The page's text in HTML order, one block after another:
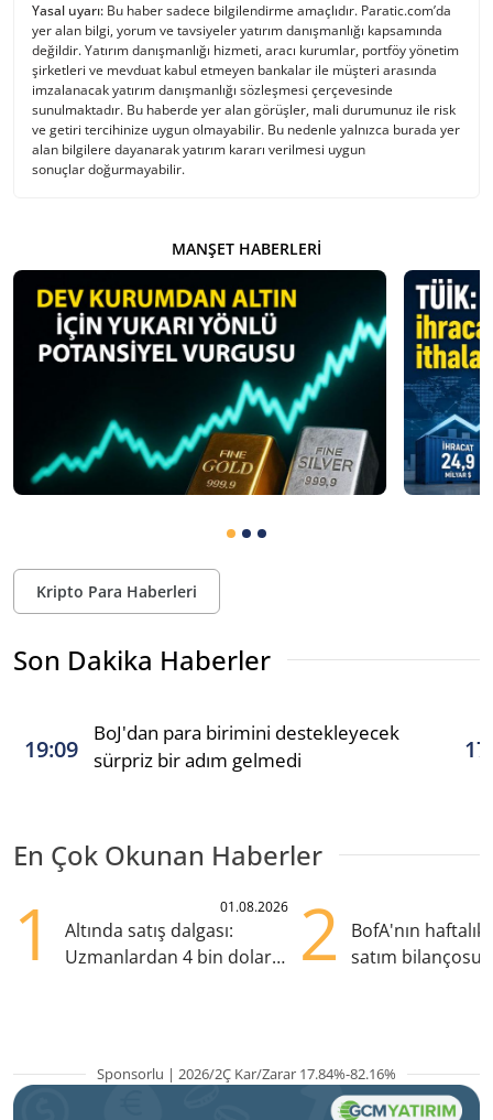
Yasal uyarı: Bu haber sadece bilgilendirme amaçlıdır. Paratic.com’da
yer alan bilgi, yorum ve tavsiyeler yatırım danışmanlığı kapsamında
değildir. Yatırım danışmanlığı hizmeti, aracı kurumlar, portföy yönetim
şirketleri ve mevduat kabul etmeyen bankalar ile müşteri arasında
imzalanacak yatırım danışmanlığı sözleşmesi çerçevesinde
sunulmaktadır. Bu haberde yer alan görüşler, mali durumunuz ile risk
ve getiri tercihinize uygun olmayabilir. Bu nedenle yalnızca burada yer
alan bilgilere dayanarak yatırım kararı verilmesi uygun
sonuçlar doğurmayabilir.
MANŞET HABERLERI
Kripto Para Haberleri
Son Dakika Haberler
19:09
BoJ'dan para birimini destekleyecek
sürpriz bir adım gelmedi
En Çok Okunan Haberler
1 01.08.2026
Altında satış dalgası:
Uzmanlardan 4 bin dolar
2
BofA'nın haftalık
satım bilançosu:
Sponsorlu | 2026/2Ç Kar/Zarar 17.84%-82.16%